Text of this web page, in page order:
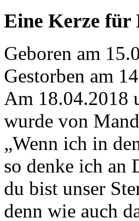
Eine Kerze für
Geboren am
Gestorben am
Am 18.04.2018
wurde von
„Wenn ich in
so denke ich an
du bist unser
denn wie auch